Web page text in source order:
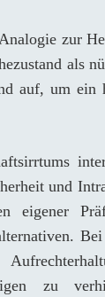
zur
als
auf, um ein
und
eigener
zu